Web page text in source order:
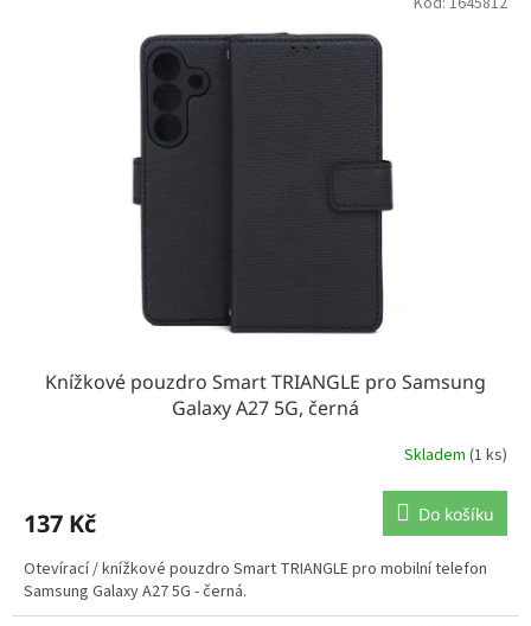
Knížkové pouzdro Smart TRIANGLE pro Samsung
Galaxy A27 5G, černá
Skladem (1 ks)
137 Kč Do košíku
Otevírací / knížkové pouzdro Smart TRIANGLE pro mobilní telefon
Samsung Galaxy A27 5G - černá.